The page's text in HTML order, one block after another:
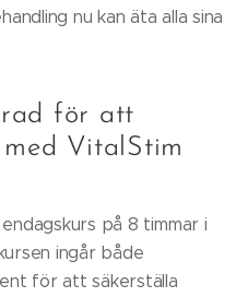
nu kan äta alla sina
för att
VitalStim
på 8 timmar i
ingår både
för att säkerställa